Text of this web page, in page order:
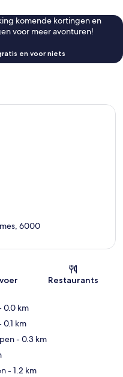
komende kortingen en
voor meer avonturen!
en voor niets
6000
Restaurants
0.0 km
0.1 km
- 0.3 km
- 1.2 km